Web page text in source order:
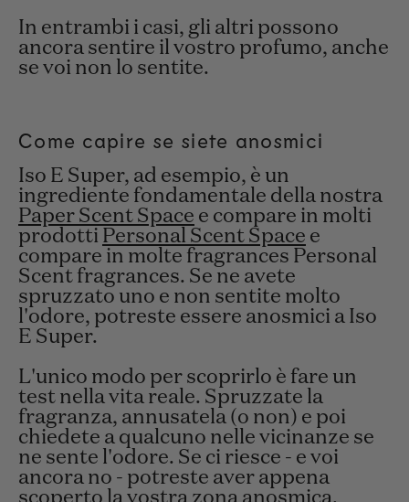
In entrambi i casi, gli altri possono
ancora sentire il vostro profumo, anche
se voi non lo sentite.
Come capire se siete anosmici
Iso E Super, ad esempio, è un
ingrediente fondamentale della nostra
Paper Scent Space e compare in molti
prodotti Personal Scent Space e
compare in molte fragrances Personal
Scent fragrances. Se ne avete
spruzzato uno e non sentite molto
l'odore, potreste essere anosmici a Iso
E Super.
L'unico modo per scoprirlo è fare un
test nella vita reale. Spruzzate la
fragranza, annusatela (o non) e poi
chiedete a qualcuno nelle vicinanze se
ne sente l'odore. Se ci riesce - e voi
ancora no - potreste aver appena